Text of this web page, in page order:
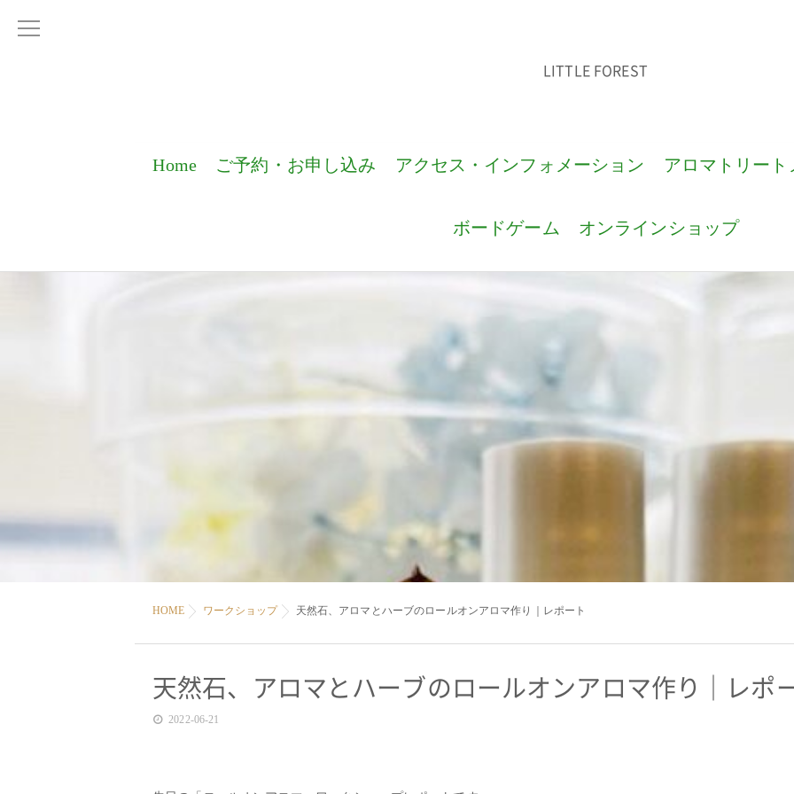
LITTLE FOREST
Home ご予約・お申し込み アクセス・インフォメーション アロマトリート
ボードゲーム オンラインショップ
HOME ワークショップ 天然石、アロマとハーブのロールオンアロマ作り｜レポート
天然石、アロマとハーブのロールオンアロマ作り｜レポ
2022-06-21